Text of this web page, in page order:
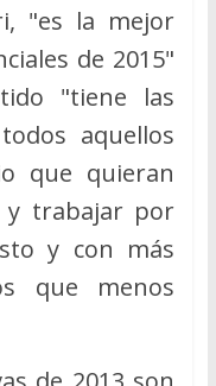
"es la mejor
de 2015"
"tiene las
aquellos
que quieran
y trabajar por
y con más
que menos